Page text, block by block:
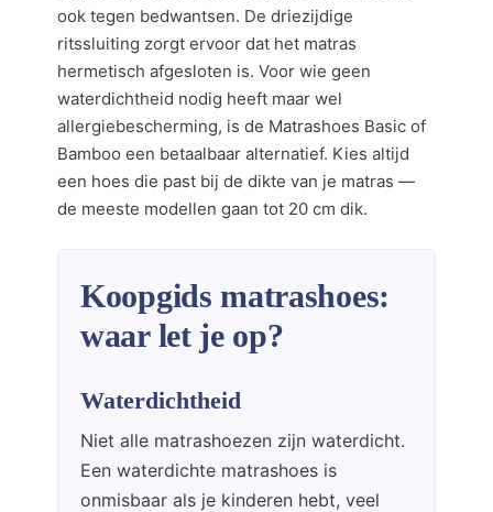
ook tegen bedwantsen. De driezijdige
ritssluiting zorgt ervoor dat het matras
hermetisch afgesloten is. Voor wie geen
waterdichtheid nodig heeft maar wel
allergiebescherming, is de Matrashoes Basic of
Bamboo een betaalbaar alternatief. Kies altijd
een hoes die past bij de dikte van je matras —
de meeste modellen gaan tot 20 cm dik.
Koopgids matrashoes:
waar let je op?
Waterdichtheid
Niet alle matrashoezen zijn waterdicht.
Een waterdichte matrashoes is
onmisbaar als je kinderen hebt, veel